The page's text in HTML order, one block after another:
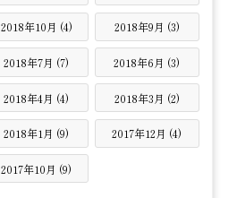
2018年10月 (4) 2018年9月 (3)
2018年7月 (7) 2018年6月 (3)
2018年4月 (4) 2018年3月 (2)
2018年1月 (9) 2017年12月 (4)
2017年10月 (9)